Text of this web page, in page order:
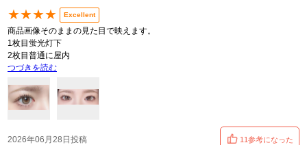
★★★★ Excellent
商品画像そのままの見た目で映えます。
1枚目蛍光灯下
2枚目普通に屋内
つづきを読む
2026年06月28日投稿 11参考になった